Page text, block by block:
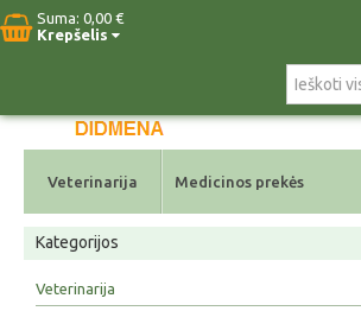
Suma: 0,00 €
Krepšelis
Naujos prekės
Veterinarija Medicinos prekės
Kategorijos
Veterinarija